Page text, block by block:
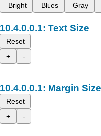
Bright
Blues Gray
Text Size
Reset
+
-
Margin Size
Reset
+
-